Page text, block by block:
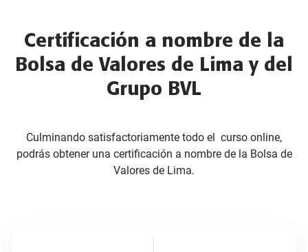
Certificación a nombre de la
Bolsa de Valores de Lima y del
Grupo BVL
Culminando satisfactoriamente todo el curso online,
podrás obtener una certificación a nombre de la Bolsa de
Valores de Lima.